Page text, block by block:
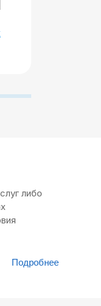
либо
Подробнее